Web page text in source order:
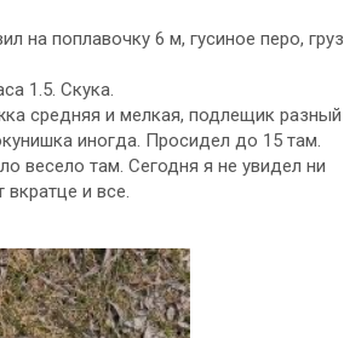
на поплавочку 6 м, гусиное перо, груз
1.5. Скука.
средняя и мелкая, подлещик разный
иногда. Просидел до 15 там.
весело там. Сегодня я не увидел ни
и все.